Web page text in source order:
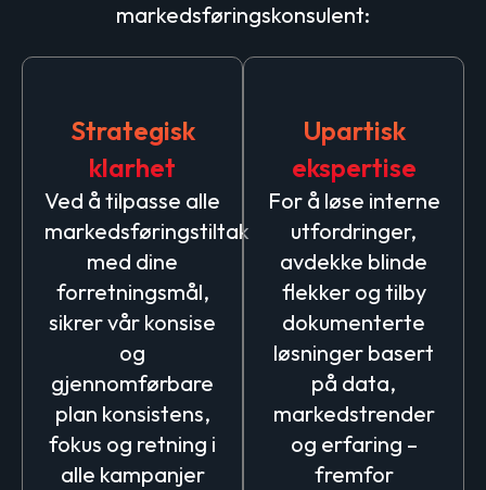
markedsføringskonsulent:
Strategisk
klarhet
Ved å tilpasse alle
markedsføringstiltak
med dine
forretningsmål,
sikrer vår konsise
og
gjennomførbare
plan konsistens,
fokus og retning i
alle kampanjer
Upartisk
ekspertise
For å løse interne
utfordringer,
avdekke blinde
flekker og tilby
dokumenterte
løsninger basert
på data,
markedstrender
og erfaring –
fremfor